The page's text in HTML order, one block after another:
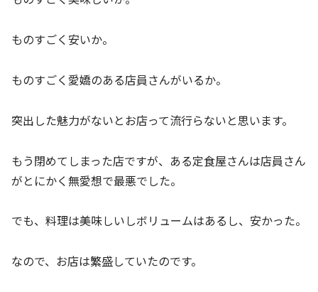
ものすごく安いか。
ものすごく愛嬌のある店員さんがいるか。
突出した魅力がないとお店って流行らないと思います。
もう閉めてしまった店ですが、ある定食屋さんは店員さん
がとにかく無愛想で最悪でした。
でも、料理は美味しいしボリュームはあるし、安かった。
なので、お店は繁盛していたのです。